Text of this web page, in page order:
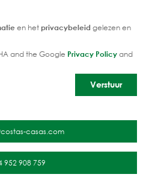
en hetprivacybeleid gelezen en
and the Google Privacy Policyand
casas.com
952 908 759